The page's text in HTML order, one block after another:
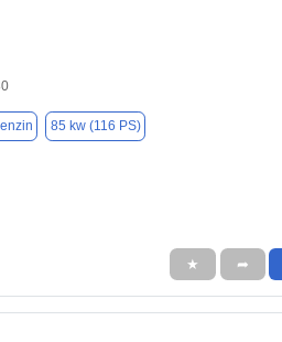
85 kw (116 PS)
★ ➦